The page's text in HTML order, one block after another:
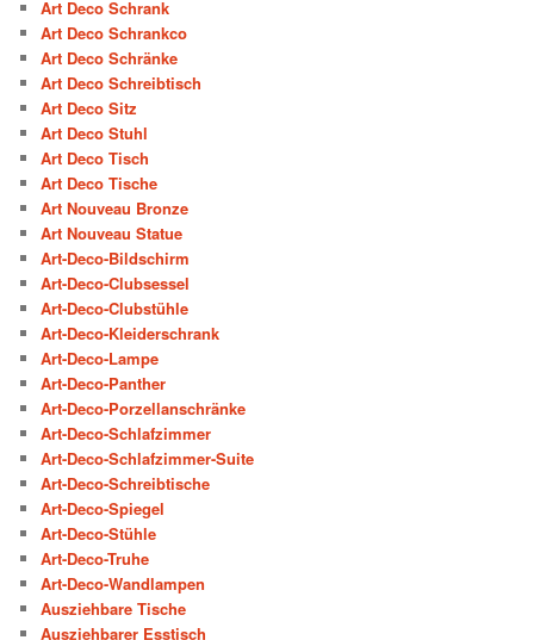
Art Deco Schrank
Art Deco Schrankco
Art Deco Schränke
Art Deco Schreibtisch
Art Deco Sitz
Art Deco Stuhl
Art Deco Tisch
Art Deco Tische
Art Nouveau Bronze
Art Nouveau Statue
Art-Deco-Bildschirm
Art-Deco-Clubsessel
Art-Deco-Clubstühle
Art-Deco-Kleiderschrank
Art-Deco-Lampe
Art-Deco-Panther
Art-Deco-Porzellanschränke
Art-Deco-Schlafzimmer
Art-Deco-Schlafzimmer-Suite
Art-Deco-Schreibtische
Art-Deco-Spiegel
Art-Deco-Stühle
Art-Deco-Truhe
Art-Deco-Wandlampen
Ausziehbare Tische
Ausziehbarer Esstisch